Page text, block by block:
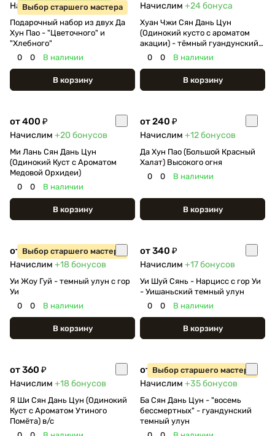
Выбор старшего мастера
Начислим+62 бонуса
Подарочный набор из двух Да
Хун Пао - "Цветочного" и
"Хлебного"
0
0 В наличии
В корзину
Начислим +24бонуса
Хуан Чжи Сян Дань Цун
(Одинокий кусто с ароматом
акации) - тёмный гуандунский
улун
0 0 В наличии
В корзину
от 400 ₽
Начислим +20 бонусов
Ми Лань Сян Дань Цун
(Одинокий Куст с Ароматом
Медовой Орхидеи)
0
0 В наличии
В корзину
от 240 ₽
Начислим +12бонусов
Да Хун Пао (Большой Красный
Халат) Высокого огня
0
0 В наличии
В корзину
Выбор старшего мастера
от 360 ₽
Начислим +18бонусов
Уи Жоу Гуй - темный улун с гор
Уи
0
0 В наличии
В корзину
от 340 ₽
Начислим +17бонусов
Уи Шуй Сянь - Нарцисс с гор Уи
- Уишаньский темный улун
0
0 В наличии
В корзину
от 360 ₽
Начислим +18бонусов
Я Ши Сян Дань Цун (Одинокий
Куст с Ароматом Утиного
Помёта) в/с
Выбор старшего мастера
от 700 ₽
Начислим +35бонусов
Ба Сян Дань Цун - "восемь
бессмертных" - гуандунский
темный улун